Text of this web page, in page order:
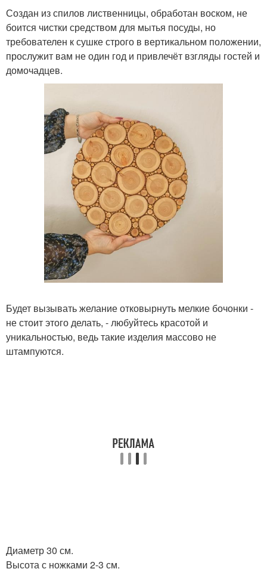
Создан из спилов лиственницы, обработан воском, не
боится чистки средством для мытья посуды, но
требователен к сушке строго в вертикальном положении,
прослужит вам не один год и привлечёт взгляды гостей и
домочадцев.
Будет вызывать желание отковырнуть мелкие бочонки -
не стоит этого делать, - любуйтесь красотой и
уникальностью, ведь такие изделия массово не
штампуются.
Диаметр 30 см.
Высота с ножками 2-3 см.